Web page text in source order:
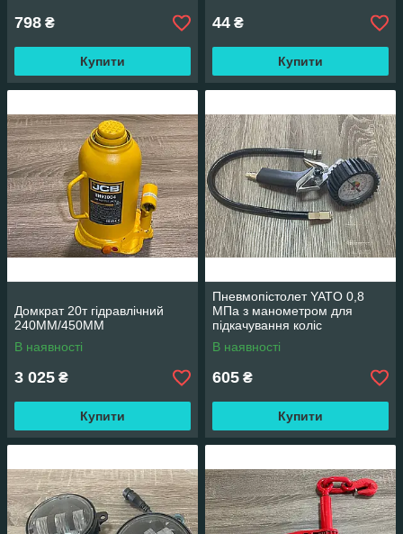
798 ₴
Купити
44 ₴
Купити
Домкрат 20т гідравлічний
240MM/450MM
В наявності
3 025 ₴
Купити
Пневмопістолет YATO 0,8
МПа з манометром для
підкачування коліс
В наявності
605 ₴
Купити